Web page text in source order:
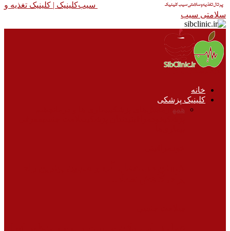
سیب‌کلینیک |‌ کلینیک تغذیه و
سلامتی سیب
خانه
کلینیک پزشکی
همه